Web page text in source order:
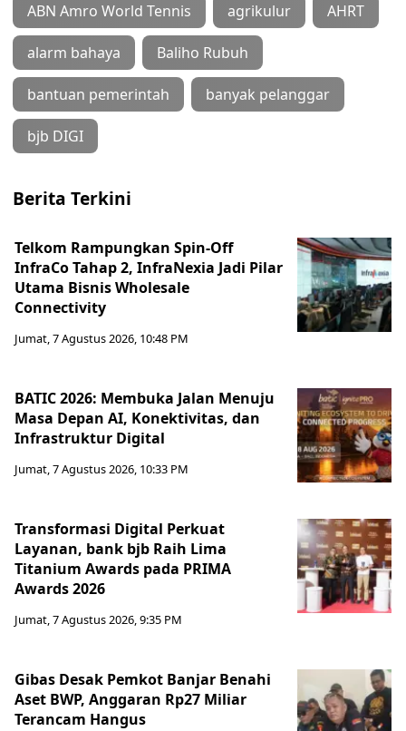
ABN Amro World Tennis agrikulur AHRT
alarm bahaya Baliho Rubuh
bantuan pemerintah banyak pelanggar
bjb DIGI
Berita Terkini
Telkom Rampungkan Spin-Off
InfraCo Tahap 2, InfraNexia Jadi Pilar
Utama Bisnis Wholesale
Connectivity
Jumat, 7 Agustus 2026, 10:48 PM
BATIC 2026: Membuka Jalan Menuju
Masa Depan AI, Konektivitas, dan
Infrastruktur Digital
Jumat, 7 Agustus 2026, 10:33 PM
Transformasi Digital Perkuat
Layanan, bank bjb Raih Lima
Titanium Awards pada PRIMA
Awards 2026
Jumat, 7 Agustus 2026, 9:35 PM
Gibas Desak Pemkot Banjar Benahi
Aset BWP, Anggaran Rp27 Miliar
Terancam Hangus